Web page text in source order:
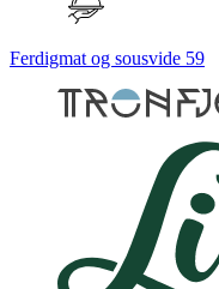
Ferdigmat og sousvide 59